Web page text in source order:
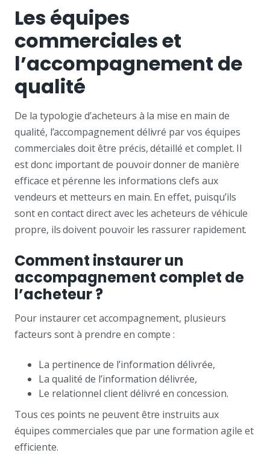
Les équipes
commerciales et
l’accompagnement de
qualité
De la typologie d’acheteurs à la mise en main de
qualité, l’accompagnement délivré par vos équipes
commerciales doit être précis, détaillé et complet. Il
est donc important de pouvoir donner de manière
efficace et pérenne les informations clefs aux
vendeurs et metteurs en main. En effet, puisqu’ils
sont en contact direct avec les acheteurs de véhicule
propre, ils doivent pouvoir les rassurer rapidement.
Comment instaurer un
accompagnement complet de
l’acheteur ?
Pour instaurer cet accompagnement, plusieurs
facteurs sont à prendre en compte :
La pertinence de l’information délivrée,
La qualité de l’information délivrée,
Le relationnel client délivré en concession.
Tous ces points ne peuvent être instruits aux
équipes commerciales que par une formation agile et
efficiente.